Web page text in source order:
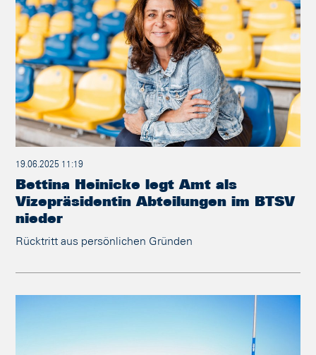
19.06.2025 11:19
Bettina Heinicke legt Amt als
Vizepräsidentin Abteilungen im BTSV
nieder
Rücktritt aus persönlichen Gründen